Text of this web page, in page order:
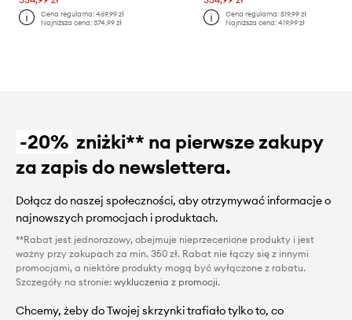
Cena regularna:469,99 zł
Najniższa cena:374,99 zł
Cena regularna: 519,99 zł
Najniższa cena: 419,99 zł
-20% zniżki** na pierwsze zakupy
za zapis do newslettera.
Dołącz do naszej społeczności, aby otrzymywać informacje o
najnowszych promocjach i produktach.
**Rabat jest jednorazowy, obejmuje nieprzecenione produkty i jest
ważny przy zakupach za min. 350 zł. Rabat nie łączy się z innymi
promocjami, a niektóre produkty mogą być wyłączone z rabatu.
Szczegóły na stronie: wykluczenia z promocji.
Chcemy, żeby do Twojej skrzynki trafiało tylko to, co